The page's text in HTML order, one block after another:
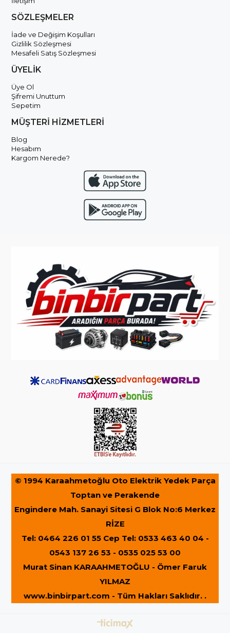
SÖZLEŞMELER
İade ve Değişim Koşulları
Gizlilik Sözleşmesi
Mesafeli Satış Sözleşmesi
ÜYELİK
Üye Ol
Şifremi Unuttum
Sepetim
MÜŞTERİ HİZMETLERİ
Blog
Hesabım
Kargom Nerede?
© 1994 Karaahmetoğlu Oto Elektrik Yedek Parça
Toptan ve Perakende
Engindere Mah. Sanayi Sitesi G Blok No:6 Merkez
RİZE
Tel: 0464 226 01 55 Cep Tel: 0533 463 40 04 -
0543 137 26 53 - 0535 025 53 00
Murat Sinan KARAAHMETOĞLU - Ömer Faruk
YILMAZ
www.binbirpart.com - Tüm Hakları Saklıdır. .